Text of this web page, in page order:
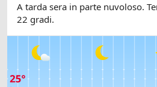
A tarda sera in parte nuvoloso.
22 gradi.